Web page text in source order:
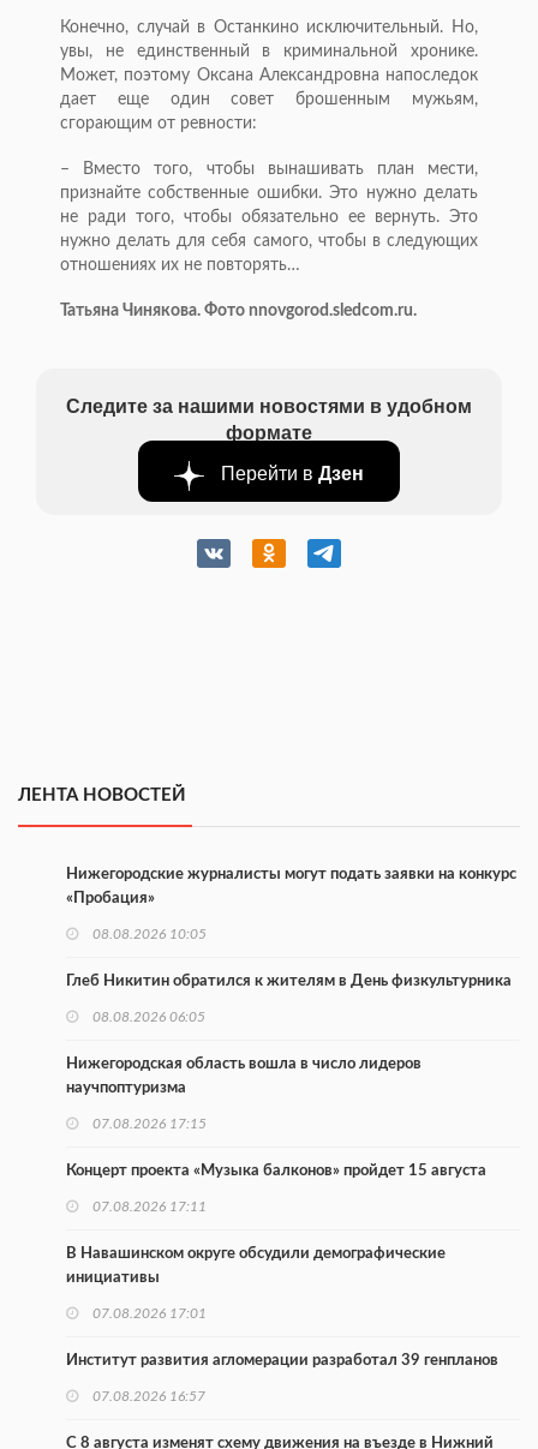
Конечно, случай в Останкино исключительный. Но,
увы, не единственный в криминальной хронике.
Может, поэтому Оксана Александровна напоследок
дает еще один совет брошенным мужьям,
сгорающим от ревности:
– Вместо того, чтобы вынашивать план мести,
признайте собственные ошибки. Это нужно делать
не ради того, чтобы обязательно ее вернуть. Это
нужно делать для себя самого, чтобы в следующих
отношениях их не повторять…
Татьяна Чинякова. Фото nnovgorod.sledcom.ru.
Следите за нашими новостями в удобном
формате
Перейти в Дзен
ЛЕНТА НОВОСТЕЙ
Нижегородские журналисты могут подать заявки на конкурс
«Пробация»
08.08.2026 10:05
Глеб Никитин обратился к жителям в День физкультурника
08.08.2026 06:05
Нижегородская область вошла в число лидеров
научпоптуризма
07.08.2026 17:15
Концерт проекта «Музыка балконов» пройдет 15 августа
07.08.2026 17:11
В Навашинском округе обсудили демографические
инициативы
07.08.2026 17:01
Институт развития агломерации разработал 39 генпланов
07.08.2026 16:57
С 8 августа изменят схему движения на въезде в Нижний